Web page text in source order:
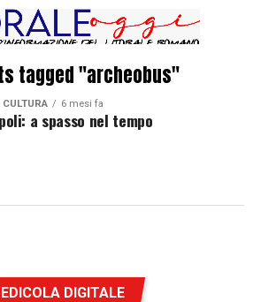
tagged "archeobus"
CULTURA 6 mesi fa
a spasso nel tempo
EDICOLA DIGITALE